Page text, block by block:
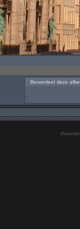
Beoordeel deze